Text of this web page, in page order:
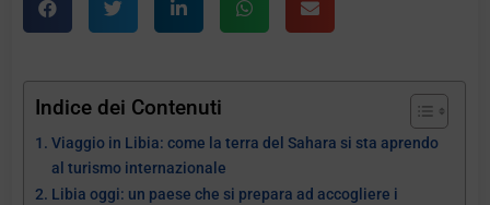
Indice dei Contenuti
Viaggio in Libia: come la terra del Sahara si sta aprendo
al turismo internazionale
Libia oggi: un paese che si prepara ad accogliere i